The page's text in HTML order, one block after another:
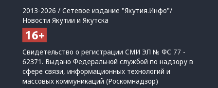
2013-2026 / Сетевое издание "Якутия.Инфо"/
Новости Якутии и Якутска
Свидетельство о регистрации СМИ ЭЛ № ФС 77 -
62371. Выдано Федеральной службой по надзору в
сфере связи, информационных технологий и
массовых коммуникаций (Роскомнадзор)